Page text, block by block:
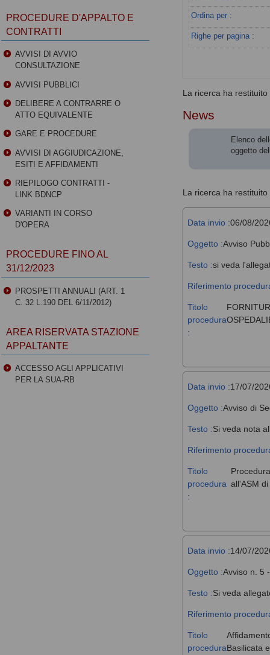
Ordina per :
Righe per pagina :
La ricerca ha restituito
News
Elenco
oggetto
La ricerca ha
Data invio :06/08/
Oggetto :Avviso
Testo :si veda
Riferimento
Titolo
procedura
:
Data invio :17/07/
Oggetto :Avviso di
Testo :Si veda nota
Riferimento
Titolo
procedura
:
all'ASM
Data invio :14/07/
Oggetto :Avviso n. 5
Testo :Si veda
Riferimento
Titolo
proceduraBasilicata
PROCEDURE D'APPALTO E
CONTRATTI
AVVISI DI AVVIO
CONSULTAZIONE
AVVISI PUBBLICI
DELIBERE A CONTRARRE O
ATTO EQUIVALENTE
GARE E PROCEDURE
AVVISI DI AGGIUDICAZIONE,
ESITI E AFFIDAMENTI
RIEPILOGO CONTRATTI -
LINK BDNCP
VARIANTI IN CORSO
D'OPERA
PROCEDURE FINO AL
31/12/2023
PROSPETTI ANNUALI (ART. 1
C. 32 L.190 DEL 6/11/2012)
AREA RISERVATA STAZIONE
APPALTANTE
ACCESSO AGLI APPLICATIVI
PER LA SUA-RB